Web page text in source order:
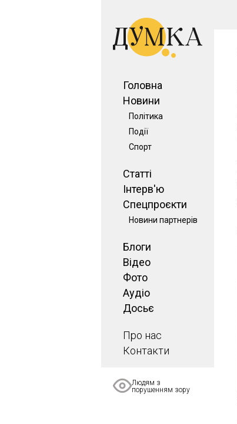
Головна
Новини
Політика
Події
Спорт
Статті
Інтерв'ю
Спецпроєкти
Новини партнерів
Блоги
Відео
Фото
Аудіо
Досьє
Про нас
Контакти
Людям з
порушенням зору